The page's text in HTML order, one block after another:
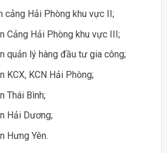
cảng Hải Phòng khu vực II;
Cảng Hải Phòng khu vực III;
quản lý hàng đầu tư gia công;
KCX, KCN Hải Phòng;
Thái Bình;
Hải Dương;
Hưng Yên.